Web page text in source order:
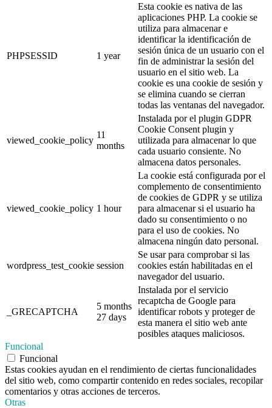
PHPSESSID 1 year
Esta cookie es nativa de las
aplicaciones PHP. La cookie se
utiliza para almacenar e
identificar la identificación de
sesión única de un usuario con el
fin de administrar la sesión del
usuario en el sitio web. La
cookie es una cookie de sesión y
se elimina cuando se cierran
todas las ventanas del navegador.
viewed_cookie_policy
11
months
Instalada por el plugin GDPR
Cookie Consent plugin y
utilizada para almacenar lo que
cada usuario consiente. No
almacena datos personales.
viewed_cookie_policy 1 hour
La cookie está configurada por el
complemento de consentimiento
de cookies de GDPR y se utiliza
para almacenar si el usuario ha
dado su consentimiento o no
para el uso de cookies. No
almacena ningún dato personal.
wordpress_test_cookie session
Se usar para comprobar si las
cookies están habilitadas en el
navegador del usuario.
_GRECAPTCHA
5 months
27 days
Instalada por el servicio
recaptcha de Google para
identificar robots y proteger de
esta manera el sitio web ante
posibles ataques maliciosos.
Funcional
Funcional
Estas cookies ayudan en el rendimiento de ciertas funcionalidades
del sitio web, como compartir contenido en redes sociales, recopilar
comentarios y otras acciones de terceros.
Otras